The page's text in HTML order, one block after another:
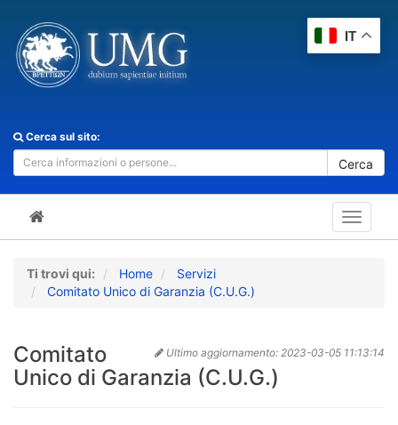
Cerca sul sito:
Cerca
Toggle
Ti trovi qui: Home
Servizi
Comitato Unico di Garanzia (C.U.G.)
Ultimo aggiornamento: 2023-03-05 11:13:14
Comitato
Unico di Garanzia (C.U.G.)
IT